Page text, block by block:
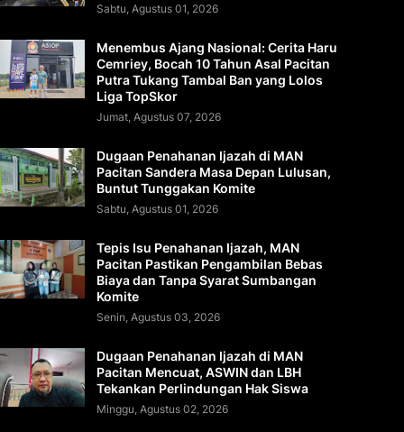
Sabtu, Agustus 01, 2026
Menembus Ajang Nasional: Cerita Haru
Cemriey, Bocah 10 Tahun Asal Pacitan
Putra Tukang Tambal Ban yang Lolos
Liga TopSkor
Jumat, Agustus 07, 2026
Dugaan Penahanan Ijazah di MAN
Pacitan Sandera Masa Depan Lulusan,
Buntut Tunggakan Komite
Sabtu, Agustus 01, 2026
Tepis Isu Penahanan Ijazah, MAN
Pacitan Pastikan Pengambilan Bebas
Biaya dan Tanpa Syarat Sumbangan
Komite
Senin, Agustus 03, 2026
Dugaan Penahanan Ijazah di MAN
Pacitan Mencuat, ASWIN dan LBH
Tekankan Perlindungan Hak Siswa
Minggu, Agustus 02, 2026